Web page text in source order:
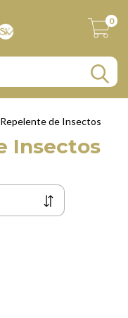
0
de Insectos
Insectos